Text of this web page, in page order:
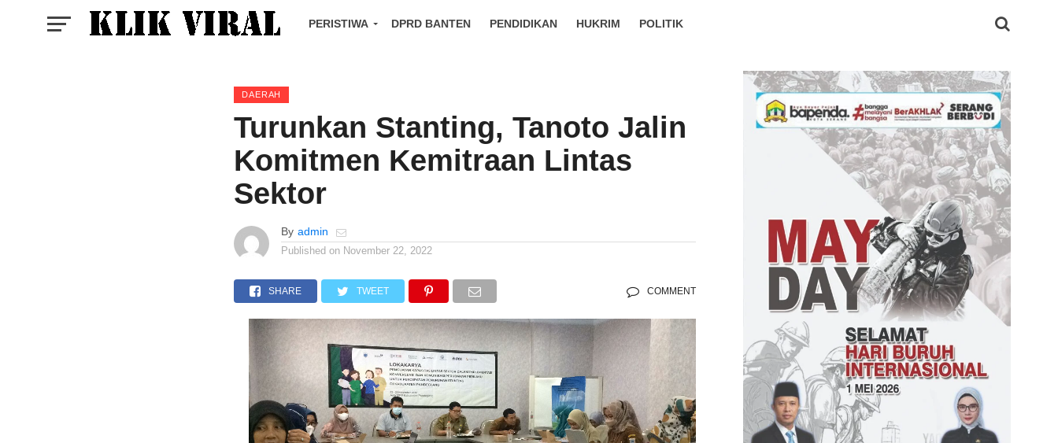
PERISTIWA DPRD BANTEN PENDIDIKAN HUKRIM POLITIK
DAERAH
Turunkan Stanting, Tanoto Jalin
Komitmen Kemitraan Lintas
Sektor
By admin
Published on November 22, 2022
SHARE TWEET COMMENT